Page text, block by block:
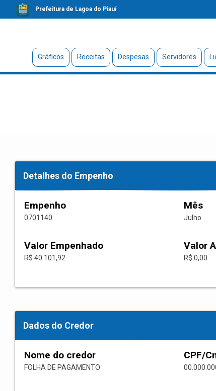
Prefeitura de Lagoa do Piauí
Gráficos Receitas Despesas Servidores
Detalhes do Empenho
Empenho
0701140
Mês
Julho
Valor Empenhado
R$ 40.101,92
Valor
R$ 0,00
Dados do Credor
Nome do credor
FOLHA DE PAGAMENTO
CPF/